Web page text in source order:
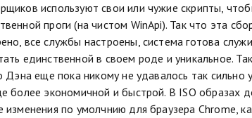
используют свои или чужие скрипты,
проги (на чистом WinApi). Так что эта
все службы настроены, система готова
единственной в своем роде и уникальное.
Дэна еще пока никому не удавалось так
более экономичной и быстрой. В ISO образах
изменения по умолчнию для браузера